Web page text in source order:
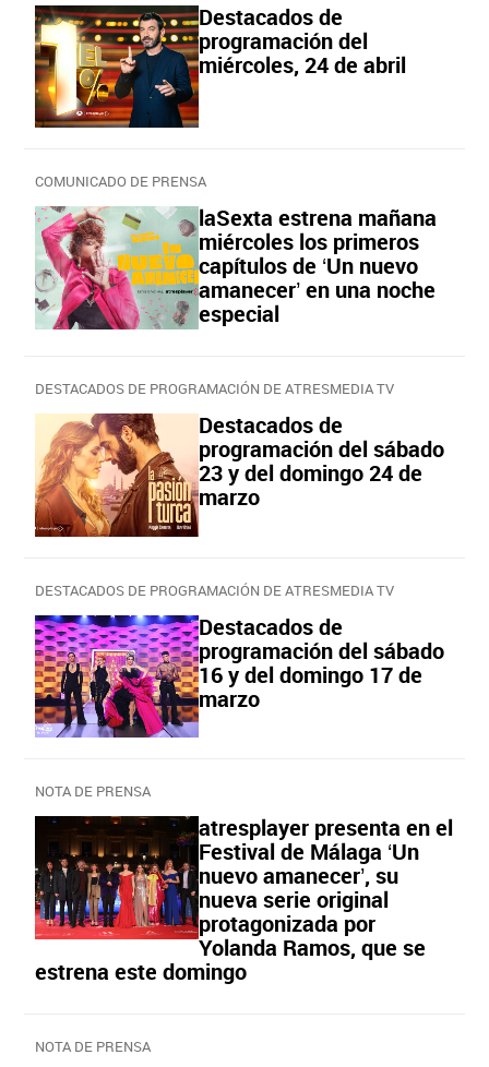
Destacados de
programación del
miércoles, 24 de abril
COMUNICADO DE PRENSA
laSexta estrena mañana
miércoles los primeros
capítulos de ‘Un nuevo
amanecer’ en una noche
especial
DESTACADOS DE PROGRAMACIÓN DE ATRESMEDIA TV
Destacados de
programación del sábado
23 y del domingo 24 de
marzo
DESTACADOS DE PROGRAMACIÓN DE ATRESMEDIA TV
Destacados de
programación del sábado
16 y del domingo 17 de
marzo
NOTA DE PRENSA
atresplayer presenta en el
Festival de Málaga ‘Un
nuevo amanecer’, su
nueva serie original
protagonizada por
Yolanda Ramos, que se
estrena este domingo
NOTA DE PRENSA